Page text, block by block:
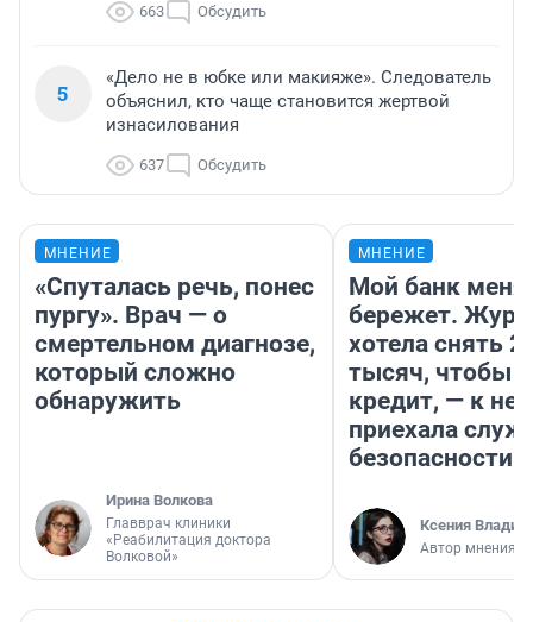
663 Обсудить
5
«Дело не в юбке или макияже». Следователь
объяснил, кто чаще становится жертвой
изнасилования
637 Обсудить
МНЕНИЕ
«Спуталась речь, понес
пургу». Врач — о
смертельном диагнозе,
который сложно
обнаружить
Ирина Волкова
Главврач клиники
«Реабилитация доктора
Волковой»
МНЕНИЕ
Мой банк меня
бережет.
хотела снять
тысяч, чтобы
кредит, — к
приехала
безопасности
Ксения
Автор мнения